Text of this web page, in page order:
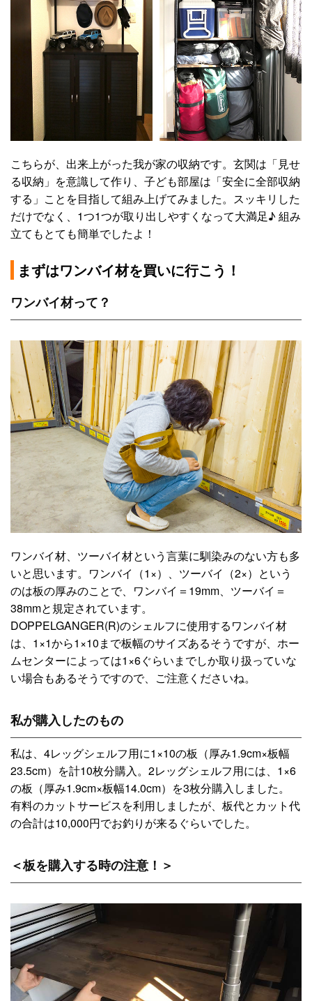
こちらが、出来上がった我が家の収納です。玄関は「見せ
る収納」を意識して作り、子ども部屋は「安全に全部収納
する」ことを目指して組み上げてみました。スッキリした
だけでなく、1つ1つが取り出しやすくなって大満足♪ 組み
立てもとても簡単でしたよ！
まずはワンバイ材を買いに行こう！
ワンバイ材って？
ワンバイ材、ツーバイ材という言葉に馴染みのない方も多
いと思います。ワンバイ（1×）、ツーバイ（2×）という
のは板の厚みのことで、ワンバイ＝19mm、ツーバイ＝
38mmと規定されています。
DOPPELGANGER(R)のシェルフに使用するワンバイ材
は、1×1から1×10まで板幅のサイズあるそうですが、ホー
ムセンターによっては1×6ぐらいまでしか取り扱っていな
い場合もあるそうですので、ご注意くださいね。
私が購入したのもの
私は、4レッグシェルフ用に1×10の板（厚み1.9cm×板幅
23.5cm）を計10枚分購入。2レッグシェルフ用には、1×6
の板（厚み1.9cm×板幅14.0cm）を3枚分購入しました。
有料のカットサービスを利用しましたが、板代とカット代
の合計は10,000円でお釣りが来るぐらいでした。
＜板を購入する時の注意！＞